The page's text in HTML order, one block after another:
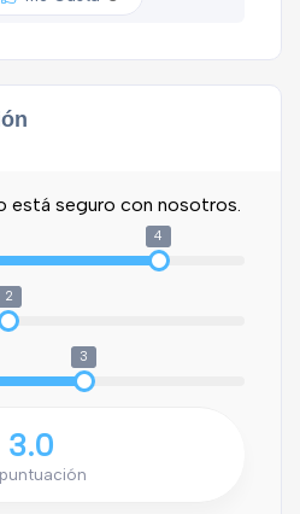
está seguro con nosotros.
4
2
3
3.0